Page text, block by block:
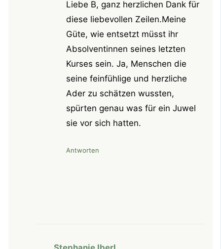
Liebe B, ganz herzlichen Dank für
diese liebevollen Zeilen.Meine
Güte, wie entsetzt müsst ihr
Absolventinnen seines letzten
Kurses sein. Ja, Menschen die
seine feinfühlige und herzliche
Ader zu schätzen wussten,
spürten genau was für ein Juwel
sie vor sich hatten.
Antworten